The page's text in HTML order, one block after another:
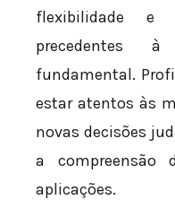
flexibilidade e
precedentes
fundamental.
estar atentos às
novas decisões
a compreensão
aplicações.